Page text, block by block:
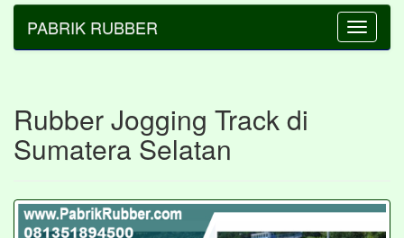
Toggle
PABRIK RUBBER
Rubber Jogging Track di
Sumatera Selatan